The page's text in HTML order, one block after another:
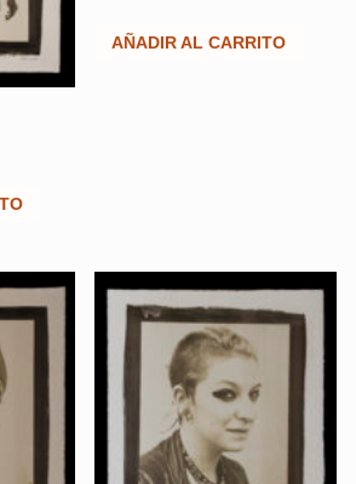
AÑADIR AL CARRITO